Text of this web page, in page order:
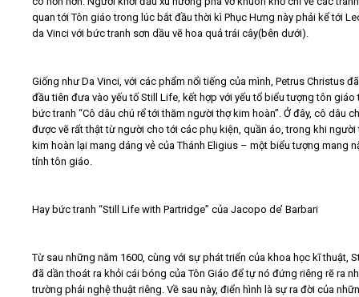
quan tới Tôn giáo trong lúc bắt đầu thời kì Phục Hưng này phải kể tới
da Vinci với bức tranh sơn dầu vẽ hoa quả trái cây(bên dưới).
Giống như Da Vinci, với các phẩm nổi tiếng của mình, Petrus Christus
đầu tiên đưa vào yếu tố Still Life, kết hợp với yếu tổ biểu tượng tôn giáo
bức tranh “Cô dâu chú rể tới thăm người thợ kim hoàn”. Ở đây, cô dâu
được vẽ rất thật từ người cho tới các phụ kiện, quần áo, trong khi người
kim hoàn lại mang dáng vẻ của Thánh Eligius – một biểu tượng mang
tính tôn giáo.
Hay bức tranh “Still Life with Partridge” của Jacopo de’ Barbari
Từ sau những năm 1600, cùng với sự phát triển của khoa học kĩ thuật,
đã dần thoát ra khỏi cái bóng của Tôn Giáo để tự nó đứng riêng rẽ ra
trường phái nghệ thuật riêng. Về sau này, điển hình là sự ra đời của